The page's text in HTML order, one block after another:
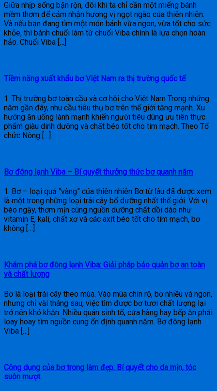
Giữa nhịp sống bận rộn, đôi khi ta chỉ cần một miếng bánh
mềm thơm để cảm nhận hương vị ngọt ngào của thiên nhiên.
Và nếu bạn đang tìm một món bánh vừa ngon, vừa tốt cho sức
khỏe, thì bánh chuối làm từ chuối Viba chính là lựa chọn hoàn
hảo. Chuối Viba […]
Tiềm năng xuất khẩu bơ Việt Nam ra thị trường quốc tế
1. Thị trường bơ toàn cầu và cơ hội cho Việt Nam Trong những
năm gần đây, nhu cầu tiêu thụ bơ trên thế giới tăng mạnh. Xu
hướng ăn uống lành mạnh khiến người tiêu dùng ưu tiên thực
phẩm giàu dinh dưỡng và chất béo tốt cho tim mạch. Theo Tổ
chức Nông […]
Bơ đông lạnh Viba – Bí quyết thưởng thức bơ quanh năm
1. Bơ – loại quả “vàng” của thiên nhiên Bơ từ lâu đã được xem
là một trong những loại trái cây bổ dưỡng nhất thế giới. Với vị
béo ngậy, thơm mịn cùng nguồn dưỡng chất dồi dào như
vitamin E, kali, chất xơ và các axit béo tốt cho tim mạch, bơ
không […]
Khám phá bơ đông lạnh Viba: Giải pháp bảo quản bơ an toàn
và chất lượng
Bơ là loại trái cây theo mùa. Vào mùa chín rộ, bơ nhiều và ngon,
nhưng chỉ vài tháng sau, việc tìm được bơ tươi chất lượng lại
trở nên khó khăn. Nhiều quán sinh tố, cửa hàng hay bếp ăn phải
loay hoay tìm nguồn cung ổn định quanh năm. Bơ đông lạnh
Viba […]
Công dụng của bơ trong làm đẹp: Bí quyết cho da mịn, tóc
suôn mượt